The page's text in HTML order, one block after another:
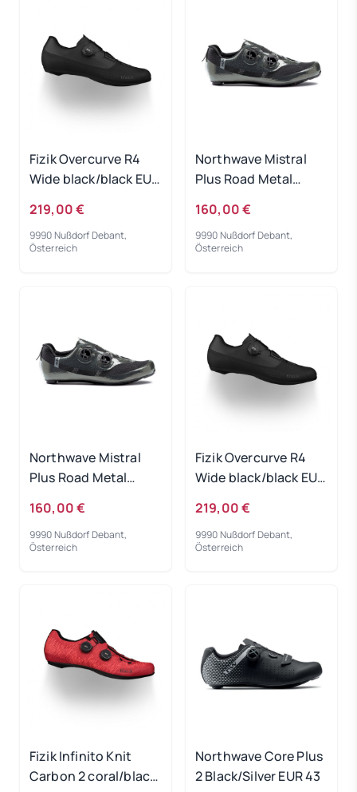
Fizik Overcurve R4
Wide black/black EUR
219,00 €
9990 Nußdorf Debant,
Österreich
Northwave Mistral
Plus Road Metal
160,00 €
9990 Nußdorf Debant,
Österreich
Northwave Mistral
Plus Road Metal
160,00 €
9990 Nußdorf Debant,
Österreich
Fizik Overcurve R4
Wide black/black EUR
219,00 €
9990 Nußdorf Debant,
Österreich
Fizik Infinito Knit
Carbon 2 coral/black
Northwave Core Plus
2 Black/Silver EUR 43